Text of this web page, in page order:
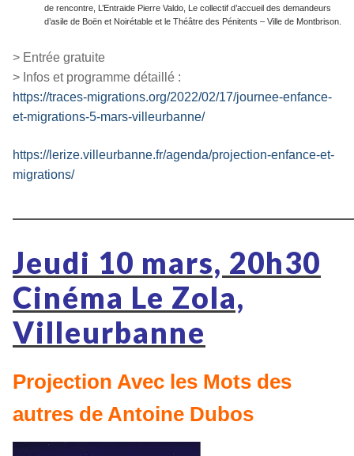
de rencontre, L’Entraide Pierre Valdo, Le collectif d’accueil des demandeurs
d’asile de Boën et Noirétable et le Théâtre des Pénitents – Ville de Montbrison.
> Entrée gratuite
> Infos et programme détaillé :
https://traces-migrations.org/2022/02/17/journee-enfance-
et-migrations-5-mars-villeurbanne/
https://lerize.villeurbanne.fr/agenda/projection-enfance-et-
migrations/
Jeudi 10 mars, 20h30
Cinéma Le Zola,
Villeurbanne
Projection Avec les Mots des
autres de Antoine Dubos